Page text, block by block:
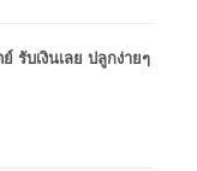
รับเงินเลย ปลูกง่ายๆ